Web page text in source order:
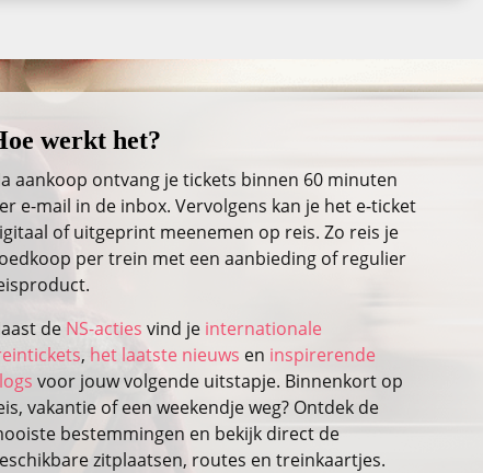
werkt het?
aankoop ontvang je tickets binnen 60 minuten
e-mail in de inbox. Vervolgens kan je het e-ticket
of uitgeprint meenemen op reis. Zo reis je
per trein met een aanbieding of regulier
de NS-acties vind je internationale
, het laatste nieuws en inspirerende
voor jouw volgende uitstapje. Binnenkort op
vakantie of een weekendje weg? Ontdek de
bestemmingen en bekijk direct de
zitplaatsen, routes en treinkaartjes.